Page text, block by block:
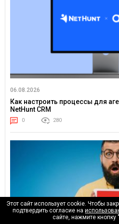
06.08.2026
Как настроить процессы для
NetHunt CRM
0 280
Этот сайт использует cookie. Чтобы
подтвердить согласие на
сайте, нажмите кнопку